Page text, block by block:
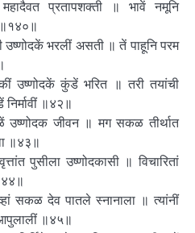
प्रतापशक्ती ॥ भावें नमूनि
॥१४०॥
भरलीं असती ॥ तें पाहूनि परम
उष्णोदकें कुंडें भरित ॥ तरी तयांची
॥४२॥
उष्णोदक जीवन ॥ मग सकळ तीर्थात
॥४३॥
पुसीला उष्णोदकासी ॥ विचारितां
सकळ देव पातले स्नानाला ॥ त्यांनीं
॥४५॥